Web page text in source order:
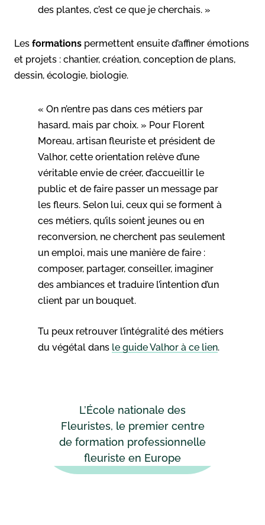
des plantes, c’est ce que je cherchais. »
Les formations permettent ensuite d’affiner émotions
et projets : chantier, création, conception de plans,
dessin, écologie, biologie.
« On n’entre pas dans ces métiers par
hasard, mais par choix. » Pour Florent
Moreau, artisan fleuriste et président de
Valhor, cette orientation relève d’une
véritable envie de créer, d’accueillir le
public et de faire passer un message par
les fleurs. Selon lui, ceux qui se forment à
ces métiers, qu’ils soient jeunes ou en
reconversion, ne cherchent pas seulement
un emploi, mais une manière de faire :
composer, partager, conseiller, imaginer
des ambiances et traduire l’intention d’un
client par un bouquet.
Tu peux retrouver l’intégralité des métiers
du végétal dans le guide Valhor à ce lien.
L’École nationale des
Fleuristes, le premier centre
de formation professionnelle
fleuriste en Europe